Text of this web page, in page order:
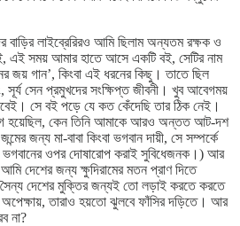
বাড়ির লাইব্রেরিরও আমি ছিলাম অন্যতম রক্ষক ও
এই সময় আমার হাতে আসে একটি বই, সেটির নাম
জয় গান’, কিংবা এই ধরনের কিছু। তাতে ছিল
সূর্য সেন প্রমুখদের সংক্ষিপ্ত জীবনী। খুব আবেগময়
সে বই পড়ে যে কত কেঁদেছি তার ঠিক নেই।
হয়েছিল, কেন তিনি আমাকে আরও অন্তত আট-দশ
জন্য মা-বাবা কিংবা ভগবান দায়ী, সে সম্পর্কে
ওপর দোষারোপ করাই সুবিধেজনক।) আর
দেশের জন্য ক্ষুদিরামের মতন প্রাণ দিতে
দেশের মুক্তির জন্যই তো লড়াই করতে করতে
অপেক্ষায়, তারাও হয়তো ঝুলবে ফাঁসির দড়িতে। আর
না?